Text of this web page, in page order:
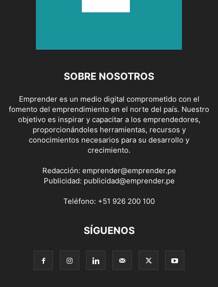
SOBRE NOSOTROS
Emprender es un medio digital comprometido con el
fomento del emprendimiento en el norte del país. Nuestro
objetivo es inspirar y capacitar a los emprendedores,
proporcionándoles herramientas, recursos y
conocimientos necesarios para su desarrollo y
crecimiento.
Redacción: emprender@emprender.pe
Publicidad: publicidad@emprender.pe
Teléfono: +51 926 200 100
SÍGUENOS